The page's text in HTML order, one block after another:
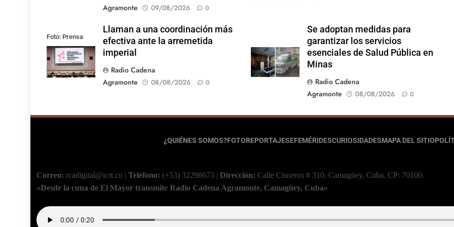
Agramonte
09/08/2026 0
Foto: Prensa
Latina
Llaman a una coordinación más
efectiva ante la arremetida
imperial
Radio Cadena
Agramonte
08/08/2026 0
Se adoptan medidas para
garantizar los servicios
esenciales de Salud Pública en
Minas
Radio Cadena
Agramonte
08/08/2026 0
¿QUIÉNES SOMOS?FOTOREPORTAJESEFEMÉRIDESCURIOSIDADESMAPA DEL SITIO
Correo: rcadigital@icrt.cu Teléfono: (+53) 32298673 Dirección: Calle Cisneros # 310, Camagüey, Cuba. CP: 70100.
«Desde la cuna de El Mayor transmite Radio Cadena Agramonte, Camagüey, Cuba»